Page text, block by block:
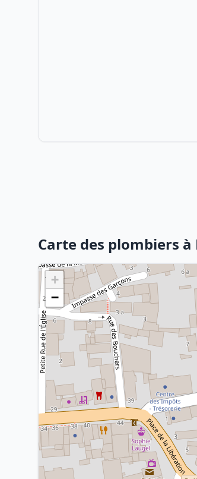
Carte des plombiers à
+
−